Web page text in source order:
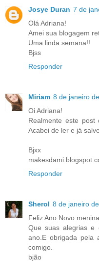
Josye Duran 7 de
Olá Adriana!
Amei sua blogagem
Uma linda semana!!
Bjss
Responder
Miriam 8 de janeiro
Oi Adriana!
Realmente este
Acabei de ler e já
Bjxx
Responder
Sherol 8 de janeiro
Feliz Ano Novo
Que suas alegrias e
ano.E obrigada pela
comigo.
bjão